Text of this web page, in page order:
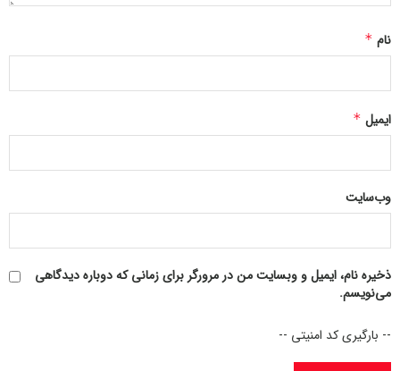
برتر را کسب کرده و مشمول دریافت لوح تقدیر عالی از سوی وزارت
بهداشت عربستان شده است.
مشرف شده‌اند.
۲۳۳۲۳۳
نام*
ایمیل*
وب‌سایت
ذخیره نام، ایمیل و وبسایت من در مرورگر برای زمانی که دوباره دیدگاهی
می‌نویسم.
-- بارگیری کد امنیتی --